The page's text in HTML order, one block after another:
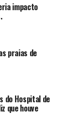
impacto
praias de
do Hospital de
que houve